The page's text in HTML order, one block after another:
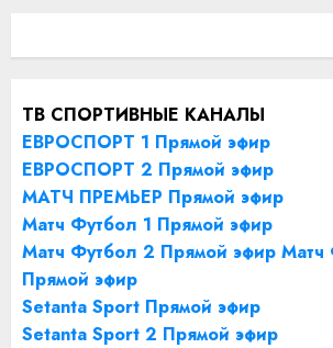
ТВ СПОРТИВНЫЕ КАНАЛЫ
ЕВРОСПОРТ 1 Прямой эфир
ЕВРОСПОРТ 2 Прямой эфир
МАТЧ ПРЕМЬЕР Прямой эфир
Матч Футбол 1 Прямой эфир
Матч Футбол 2 Прямой эфир Матч
Прямой эфир
Setanta Sport Прямой эфир
Setanta Sport 2 Прямой эфир